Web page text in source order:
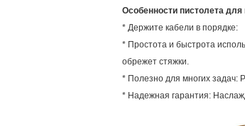
Особенности пистолета
* Держите кабели в порядке:
* Простота и быстрота
обрежет стяжки.
* Полезно для многих задач:
* Надежная гарантия: